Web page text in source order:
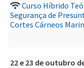
Curso Híbrido
Segurança de
Cortes Cárneos
22 e 23 de outubro